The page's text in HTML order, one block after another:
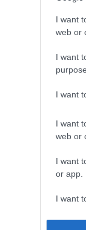
I want
web or
I want
I want
I want
web or
I want
or app.
I want
I want